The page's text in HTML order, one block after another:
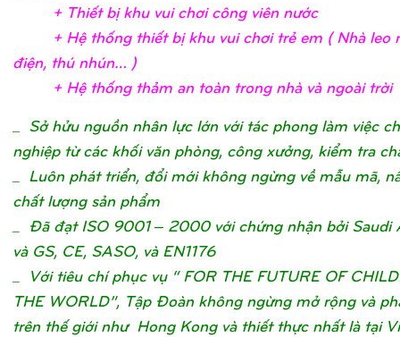
+ Thiết bịkhu vui chơi công viên nước
+ Hệthống thiết bịkhu vui chơi trẻem ( Nhà leo
điện, thú nhún… )
+ Hệthống thảm an toàn trong nhà và ngoài trời
Sở hửu nguồn nhân lực lớn với tác phong làm việc
nghiệp từ các khối văn phòng, công xưởng, kiểm tra
_ Luôn phát triển, đổi mới không ngừng về mẫu mã,
chất lượng sản phẩm
_ Đã đạt ISO 9001 – 2000 với chứng nhận bởi Saudi
và GS, CE, SASO, và EN1176
_ Với tiêu chí phục vụ “ FOR THE FUTURE OF
THE WORLD”, Tập Đoàn không ngừng mở rộng và
trên thế giới như Hong Kong và thiết thực nhất là tại